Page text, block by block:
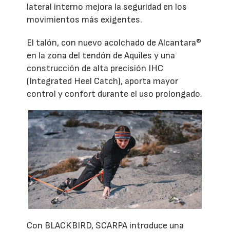
lateral interno mejora la seguridad en los
movimientos más exigentes.
El talón, con nuevo acolchado de Alcantara®
en la zona del tendón de Aquiles y una
construcción de alta precisión IHC
(Integrated Heel Catch), aporta mayor
control y confort durante el uso prolongado.
Con BLACKBIRD, SCARPA introduce una